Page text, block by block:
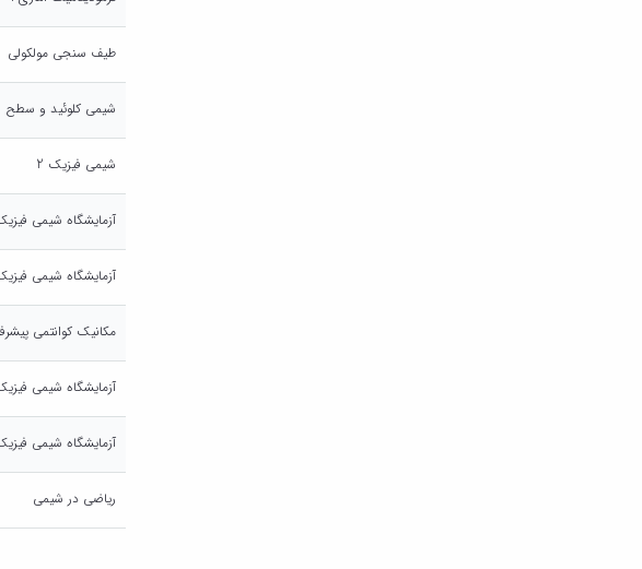
طیف سنجی مولکولی
شیمی کلوئید و سطح
شیمی فیزیک 2
آزمایشگاه شیمی فیزیک
آزمایشگاه شیمی فیزیک
مکانیک کوانتمی
آزمایشگاه شیمی فیزیک
آزمایشگاه شیمی فیزیک
ریاضی در شیمی